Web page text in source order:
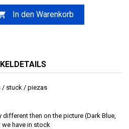
In den Warenkorb
/ stuck / piezas
then on the picture (Dark Blue,
have in stock